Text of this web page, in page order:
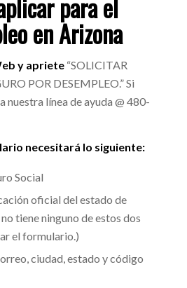
en Arizona
y apriete“SOLICITAR
POR DESEMPLEO.” Si
nuestra línea de ayuda @ 480-
necesitará lo siguiente:
Social
oficial del estado de
tiene ninguno de estos dos
el formulario.)
ciudad, estado y código